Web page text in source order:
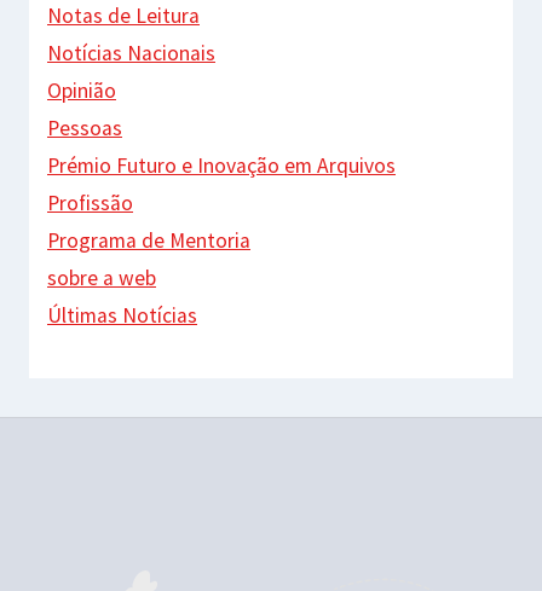
Notas de Leitura
Notícias Nacionais
Opinião
Pessoas
Prémio Futuro e Inovação em Arquivos
Profissão
Programa de Mentoria
sobre a web
Últimas Notícias